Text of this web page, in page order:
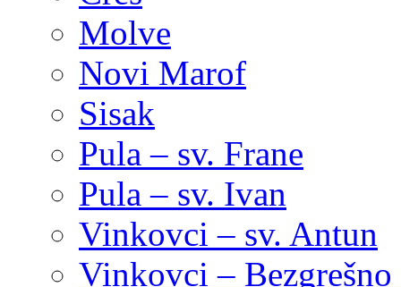
Molve
Novi Marof
Sisak
Pula – sv. Frane
Pula – sv. Ivan
Vinkovci – sv. Antun
Vinkovci –